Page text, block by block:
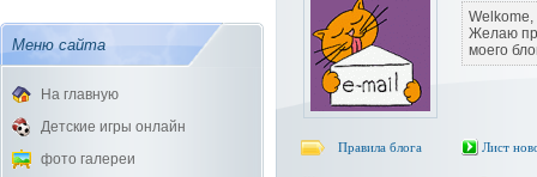
Меню сайта
На главную
Детские игры онлайн
фото галереи
Welkome,
Желаю
моего
Правила блога Лист